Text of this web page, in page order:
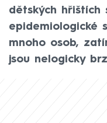
dětských hřištích
epidemiologické
mnoho osob,
jsou nelogicky